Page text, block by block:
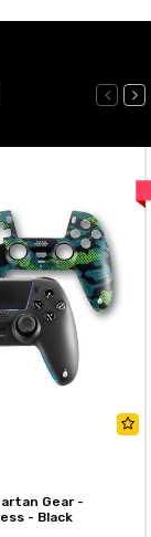
Gear -
- Black